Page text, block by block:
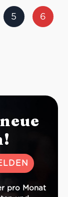
5 6
pro Monat